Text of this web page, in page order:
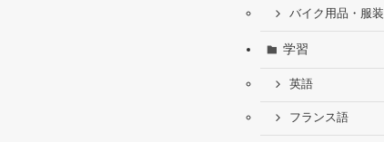
バイク用品・服装
学習
英語
フランス語